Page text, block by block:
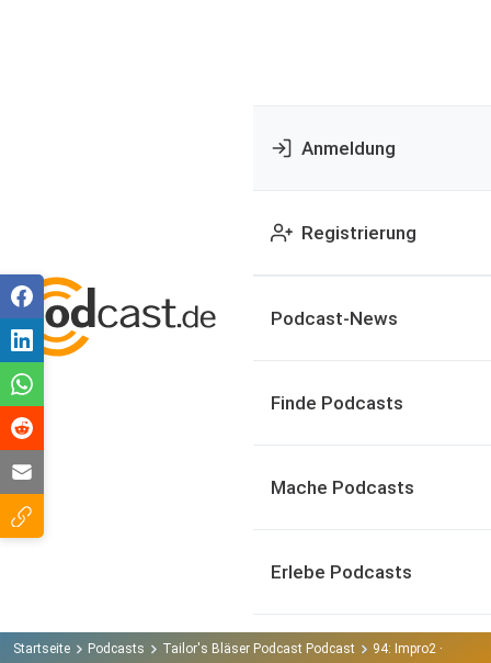
Anmeldung
Registrierung
Podcast-News
Finde Podcasts
Mache Podcasts
Erlebe Podcasts
Startseite Podcasts Tailor's Bläser Podcast Podcast 94: Impro2 –